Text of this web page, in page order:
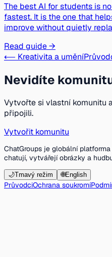
The best AI for students is
fastest. It is the one that
improve without quietly
Read guide →
⟵ Kreativita a umění
Nevidíte
Vytvořte si vlastní komunitu
připojili.
Vytvořit komunitu
ChatGroups je globální
chatují, vytvářejí obrázky a
🌙Tmavý režim 🌐English
PrůvodciOchrana soukromí